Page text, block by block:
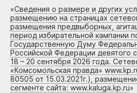
«Сведения о размере и других
размещению на страницах
размещения предвыборных,
период избирательной кампании
Государственную Думу
Российской Федерации девятого
18 – 20 сентября 2026 года.
«Комсомольская правда»
80505 от 15.03.2021г.),
сегменте сайта: www.kaluga.kp.ru»